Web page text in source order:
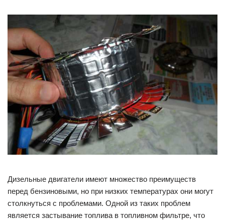
Дизельные двигатели имеют множество преимуществ
перед бензиновыми, но при низких температурах они могут
столкнуться с проблемами. Одной из таких проблем
является застывание топлива в топливном фильтре, что